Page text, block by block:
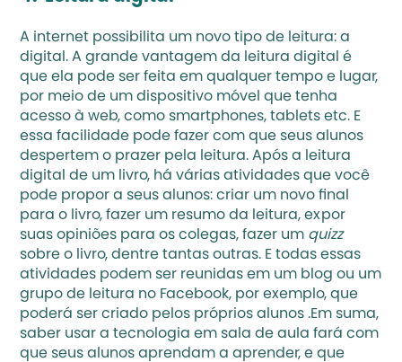
A internet possibilita um novo tipo de leitura: a
digital. A grande vantagem da leitura digital é
que ela pode ser feita em qualquer tempo e lugar,
por meio de um dispositivo móvel que tenha
acesso à web, como smartphones, tablets etc. E
essa facilidade pode fazer com que seus alunos
despertem o prazer pela leitura. Após a leitura
digital de um livro, há várias atividades que você
pode propor a seus alunos: criar um novo final
para o livro, fazer um resumo da leitura, expor
suas opiniões para os colegas, fazer um
quizz
sobre o livro, dentre tantas outras. E todas essas
atividades podem ser reunidas em um blog ou um
grupo de leitura no Facebook, por exemplo, que
poderá ser criado pelos próprios alunos .Em suma,
saber usar a tecnologia em sala de aula fará com
que seus alunos aprendam a aprender, e que